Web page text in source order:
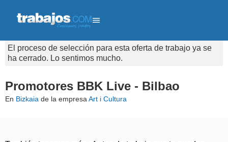
El proceso de selección para esta oferta de trabajo ya se
ha cerrado. Lo sentimos mucho.
Promotores BBK Live - Bilbao
En Bizkaia de la empresa Art i Cultura